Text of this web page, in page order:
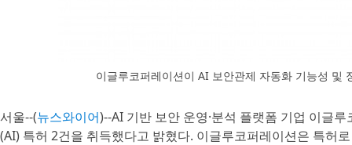
이글루코퍼레이션이 AI 보안관제 자동화 기능성 및
서울--(뉴스와이어)--AI 기반 보안 운영·분석 플랫폼 기업 이글
(AI) 특허 2건을 취득했다고 밝혔다. 이글루코퍼레이션은 특허